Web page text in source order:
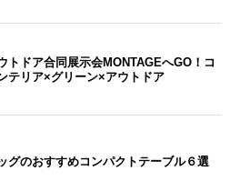
トドア合同展示会MONTAGEへGO！コ
テリア×グリーン×アウトドア
グのおすすめコンパクトテーブル６選